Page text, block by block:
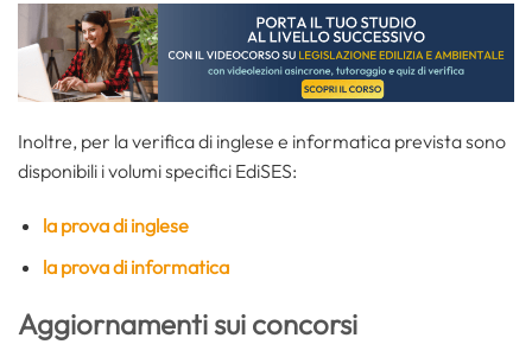
Inoltre, per la verifica di inglese e informatica prevista sono
disponibili i volumi specifici EdiSES:
la prova di inglese
la prova di informatica
Aggiornamenti sui concorsi